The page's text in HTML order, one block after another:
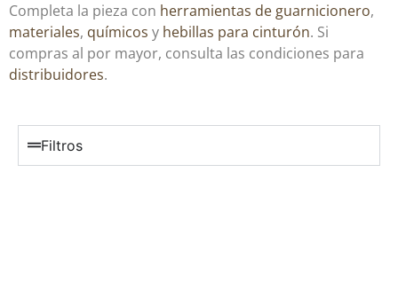
Completa la pieza con herramientas de guarnicionero,
materiales, químicos y hebillas para cinturón. Si
compras al por mayor, consulta las condiciones para
distribuidores.
Filtros